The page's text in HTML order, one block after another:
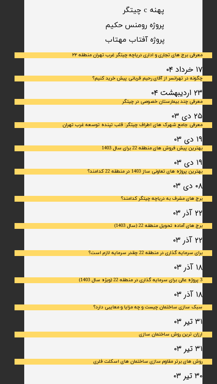
معرفی برج های تجاری و اداری دریاچه چیتگر غرب تهران منطقه ۲۲
۱۷ خرداد ۰۴
چگونه در تهرانسر از آقای رحیم قربانی پیش خرید کنیم؟
۲۳ اردیبهشت ۰۴
معرفی چند بیمارستان خصوصی در چیتگر
۲۵ دی ۰۳
معرفی جامع شهرک‌ های اطراف چیتگر: قلب تپنده توسعه غرب تهران
۱۹ دی ۰۳
بهترین پیش فروش های منطقه 22 برای سال 1403
۱۹ دی ۰۳
بهترین پروژه های تعاونی ساز 1403 در منطقه 22 کدامند؟
۰۸ دی ۰۳
برج های مشرف به دریاچه چیتگر کدامند؟
۲۲ آذر ۰۳
برج های آماده تحویل منطقه 22 (سال 1403)
۲۲ آذر ۰۳
برای سرمایه‌ گذاری در منطقه 22 چقدر سرمایه لازم است؟
۱۸ آذر ۰۳
3 پروژه عالی برای سرمایه گذاری در منطقه 22 (ویژه سال 1403)
۱۸ آذر ۰۳
سبک سازی ساختمان چیست و چه مزایا و معایبی دارد؟
۳۱ تیر ۰۳
ارزان ترین روش ساختمان سازی
۳۱ تیر ۰۳
روش های برتر مقاوم سازی ساختمان های اسکلت فلری
۳۰ تیر ۰۳
​پروژه آفتاب مهتاب
پروژه رومنس حکیم
پهنه c چیتگر